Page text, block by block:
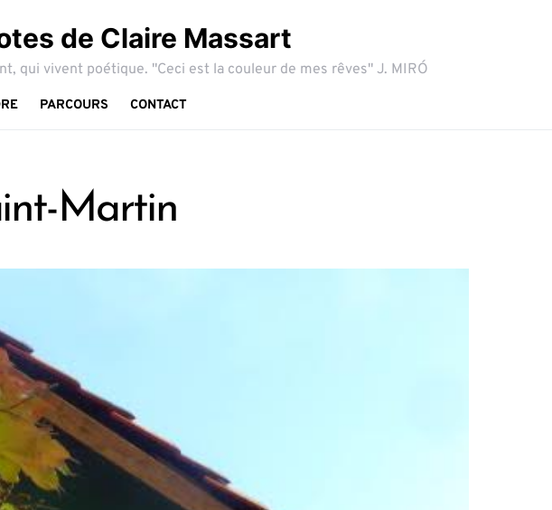
de Claire Massart
qui vivent poétique. "Ceci est la couleur de mes rêves" J. MIRÓ
PARCOURS CONTACT
Martin